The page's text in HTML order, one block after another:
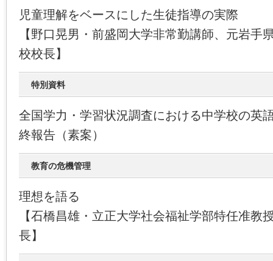
児童理解をベースにした生徒指導の実際
【野口晃男・前盛岡大学非常勤講師、元岩手
校校長】
特別資料
全国学力・学習状況調査における中学校の英
終報告（素案）
教育の危機管理
理想を語る
【石橋昌雄・立正大学社会福祉学部特任准教
長】